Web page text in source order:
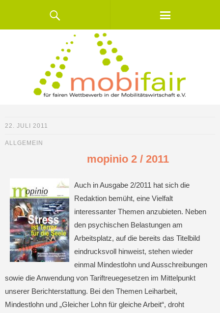
22. JULI 2011
ALLGEMEIN
mopinio 2 / 2011
Auch in Ausgabe 2/2011 hat sich die
Redaktion bemüht, eine Vielfalt
interessanter Themen anzubieten. Neben
den psychischen Belastungen am
Arbeitsplatz, auf die bereits das Titelbild
eindrucksvoll hinweist, stehen wieder
einmal Mindestlohn und Ausschreibungen
sowie die Anwendung von Tariftreuegesetzen im Mittelpunkt
unserer Berichterstattung. Bei den Themen Leiharbeit,
Mindestlohn und „Gleicher Lohn für gleiche Arbeit“, droht